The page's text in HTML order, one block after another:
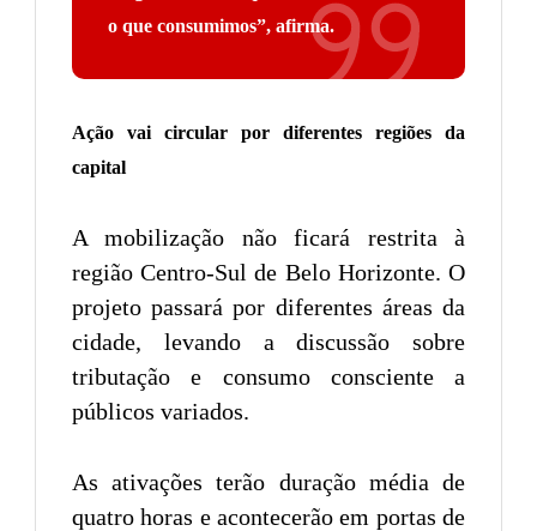
o que consumimos”, afirma.
Ação vai circular por diferentes regiões da
capital
A mobilização não ficará restrita à
região Centro-Sul de Belo Horizonte. O
projeto passará por diferentes áreas da
cidade, levando a discussão sobre
tributação e consumo consciente a
públicos variados.
As ativações terão duração média de
quatro horas e acontecerão em portas de